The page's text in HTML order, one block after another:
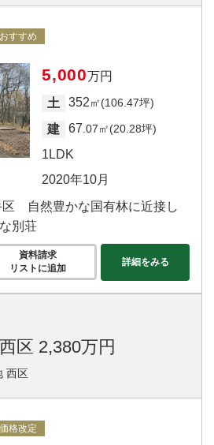
おすすめ
5,000万円
土
352㎡(106.47坪)
建 67 .07㎡(20.28坪)
1LDK
2020年10月
区 自然豊かな国有林に近接し
別荘
資料請求
リストに追加
詳細をみる
区 2,380万円
西区
価格改定